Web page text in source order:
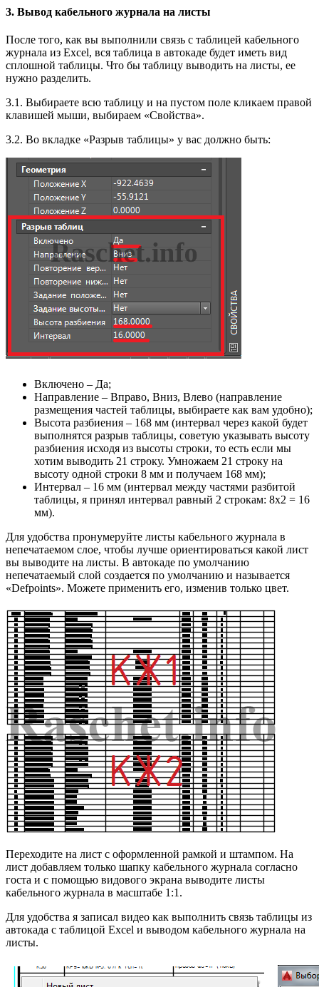
3. Вывод кабельного журнала на листы
После того, как вы выполнили связь с таблицей кабельного
журнала из Excel, вся таблица в автокаде будет иметь вид
сплошной таблицы. Что бы таблицу выводить на листы, ее
нужно разделить.
3.1. Выбираете всю таблицу и на пустом поле кликаем правой
клавишей мыши, выбираем «Свойства».
3.2. Во вкладке «Разрыв таблицы» у вас должно быть:
Включено – Да;
Направление – Вправо, Вниз, Влево (направление
размещения частей таблицы, выбираете как вам удобно);
Высота разбиения – 168 мм (интервал через какой будет
выполнятся разрыв таблицы, советую указывать высоту
разбиения исходя из высоты строки, то есть если мы
хотим выводить 21 строку. Умножаем 21 строку на
высоту одной строки 8 мм и получаем 168 мм);
Интервал – 16 мм (интервал между частями разбитой
таблицы, я принял интервал равный 2 строкам: 8х2 = 16
мм).
Для удобства пронумеруйте листы кабельного журнала в
непечатаемом слое, чтобы лучше ориентироваться какой лист
вы выводите на листы. В автокаде по умолчанию
непечатаемый слой создается по умолчанию и называется
«Defpoints». Можете применить его, изменив только цвет.
Переходите на лист с оформленной рамкой и штампом. На
лист добавляем только шапку кабельного журнала согласно
госта и с помощью видового экрана выводите листы
кабельного журнала в масштабе 1:1.
Для удобства я записал видео как выполнить связь таблицы из
автокада с таблицой Excel и выводом кабельного журнала на
листы.